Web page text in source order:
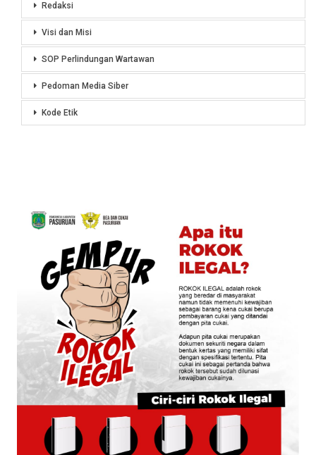
Redaksi
Visi dan Misi
SOP Perlindungan Wartawan
Pedoman Media Siber
Kode Etik